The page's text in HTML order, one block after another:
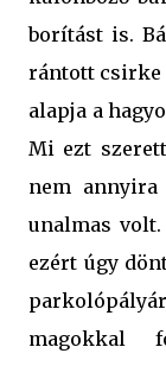
borítást is.
rántott csirke
alapja a
Mi ezt
nem annyira
unalmas
ezért úgy
magokkal